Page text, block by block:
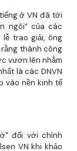
ở VN đã tới
ngôi” của các
trao giải, ông
rằng thành công
vươn lên nhằm
là các DNVN
vào nền kinh tế
đối với chính
VN khi khảo